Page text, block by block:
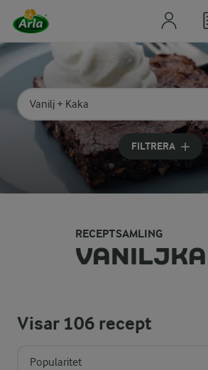
Sök på kategori eller ingrediens
Skriv in sökord för att få förslag
FILTRERA
RECEPTSAMLING
Visar106 recept
Popularitet